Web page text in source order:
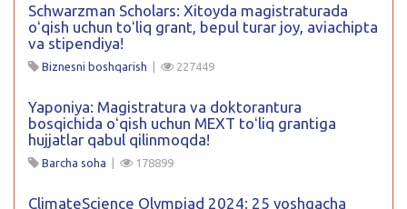
Schwarzman Scholars: Xitoyda magistraturada
oʻqish uchun toʻliq grant, bepul turar joy, aviachipta
va stipendiya!
Biznesni boshqarish | 227449
Yaponiya: Magistratura va doktorantura
bosqichida oʻqish uchun MEXT toʻliq grantiga
hujjatlar qabul qilinmoqda!
Barcha soha | 178899
ClimateScience Olympiad 2024: 25 yoshgacha